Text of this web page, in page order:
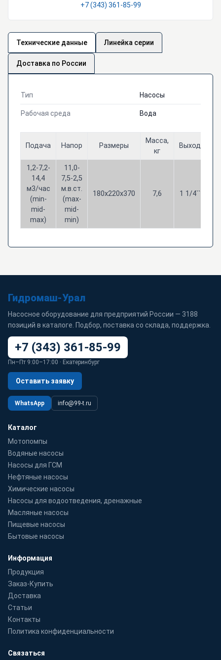
+7 (343) 361-85-99
Технические данные Линейка серии
Доставка по России
Тип Насосы
Рабочая среда Вода
Подача Напор Размеры
Масса,
кг
Выход
1,2-7,2-
14,4
м3/час
(min-
mid-
max)
11,0-
7,5-2,5
м.в.ст.
(max-
mid-
min)
180х220х370 7,6 1 1/4``
Гидромаш-Урал
Насосное оборудование для предприятий России — 3188
позиций в каталоге. Подбор, поставка со склада, поддержка.
+7 (343) 361-85-99
Пн–Пт 9:00–17:00 · Екатеринбург
Оставить заявку
WhatsApp info@99-t.ru
Каталог
Мотопомпы
Водяные насосы
Насосы для ГСМ
Нефтяные насосы
Химические насосы
Насосы для водоотведения, дренажные
Масляные насосы
Пищевые насосы
Бытовые насосы
Информация
Продукция
Заказ-Купить
Доставка
Статьи
Контакты
Политика конфиденциальности
Связаться